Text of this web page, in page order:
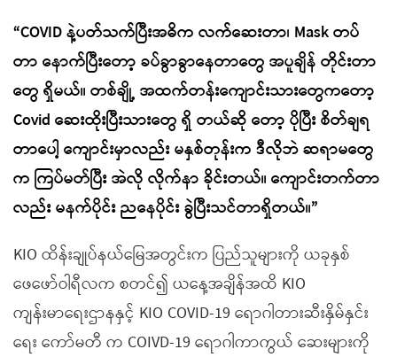
“COVID နဲ့ပတ်သက်ပြီးအဓိက လက်ဆေးတာ၊ Mask တပ်
တာ နောက်ပြီးတော့ ခပ်ခွာခွာနေတာတွေ အပူချိန် တိုင်းတာ
တွေ ရှိမယ်။ တစ်ချို့ အထက်တန်းကျောင်းသားတွေကတော့
Covid ဆေးထိုးပြီးသားတွေ ရှိ တယ်ဆို တော့ ပိုပြီး စိတ်ချရ
တာပေါ့ ကျောင်းမှာလည်း မနှစ်တုန်းက ဒီလိုဘဲ ဆရာမတွေ
က ကြပ်မတ်ပြီး အဲလို လိုက်နာ ခိုင်းတယ်။ ကျောင်းတက်တာ
လည်း မနက်ပိုင်း ညနေပိုင်း ခွဲပြီးသင်တာရှိတယ်။”
KIO ထိန်းချုပ်နယ်မြေအတွင်းက ပြည်သူများကို ယခုနှစ်
ဖေဖော်ဝါရီလက စတင်၍ ယနေ့အချိန်အထိ KIO
ကျန်းမာရေးဌာနနှင့် KIO COVID-19 ရောဂါတားဆီးနှိမ်နှင်း
ရေး ကော်မတီ က COIVD-19 ရောဂါကာကွယ် ဆေးများကို